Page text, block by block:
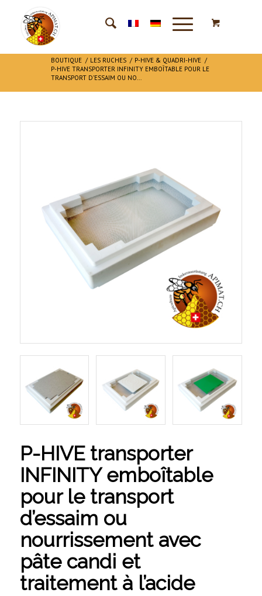
BOUTIQUE / LES RUCHES / P-HIVE & QUADRI-HIVE /
P-HIVE TRANSPORTER INFINITY EMBOÎTABLE POUR LE
TRANSPORT D’ESSAIM OU NO...
P-HIVE transporter
INFINITY emboîtable
pour le transport
d’essaim ou
nourrissement avec
pâte candi et
traitement à l’acide